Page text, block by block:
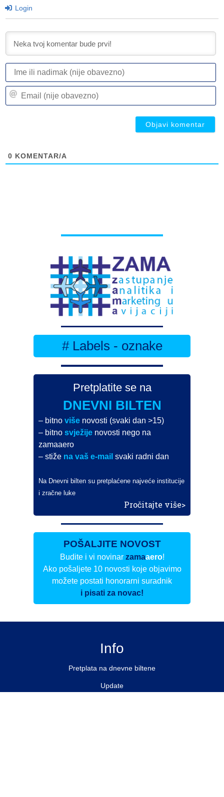
Login
0 KOMENTAR/A
# Labels - oznake
Pretplatite se na
DNEVNI BILTEN
– bitnoviše novosti (svaki dan >15)
– bitnosvježije novosti nego na
zamaaero
– stiže na vaš e-mail svaki radni dan
Na Dnevni bilten su pretplaćene najveće institucije
i zračne luke
Pročitajte više>
POŠALJITE NOVOST
Budite i vi novinar zamaaero!
Ako pošaljete 10 novosti koje objavimo
možete postati honorarni suradnik
i pisati za novac!
Info
Pretplata na dnevne biltene
Update